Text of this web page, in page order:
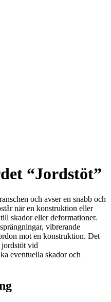
“Jordstöt”
och avser en snabb och
när en konstruktion eller
skador eller deformationer.
vibrerande
mot en konstruktion. Det
vid
eventuella skador och